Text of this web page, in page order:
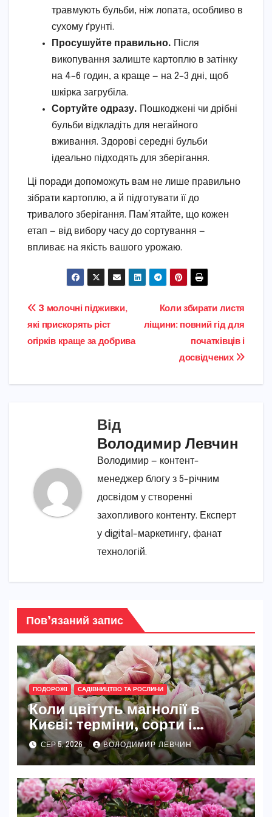
травмують бульби, ніж лопата, особливо в
сухому ґрунті.
Просушуйте правильно. Після
викопування залиште картоплю в затінку
на 4–6 годин, а краще — на 2–3 дні, щоб
шкірка загрубіла.
Сортуйте одразу. Пошкоджені чи дрібні
бульби відкладіть для негайного
вживання. Здорові середні бульби
ідеально підходять для зберігання.
Ці поради допоможуть вам не лише правильно
зібрати картоплю, а й підготувати її до
тривалого зберігання. Пам’ятайте, що кожен
етап — від вибору часу до сортування —
впливає на якість вашого урожаю.
Навігація
записів
Коли збирати листя
ліщини: повний гід для
початківців і
досвідчених
3 молочні підживки,
які прискорять ріст
огірків краще за добрива
Від
Володимир Левчин
Володимир — контент-
менеджер блогу з 5-річним
досвідом у створенні
захопливого контенту. Експерт
у digital-маркетингу, фанат
технологій.
Пов’язаний запис
ПОДОРОЖІ САДІВНИЦТВО ТА РОСЛИНИ
Коли цвітуть магнолії в
Києві: терміни, сорти і
найкращі місця
СЕР 5, 2026 ВОЛОДИМИР ЛЕВЧИН